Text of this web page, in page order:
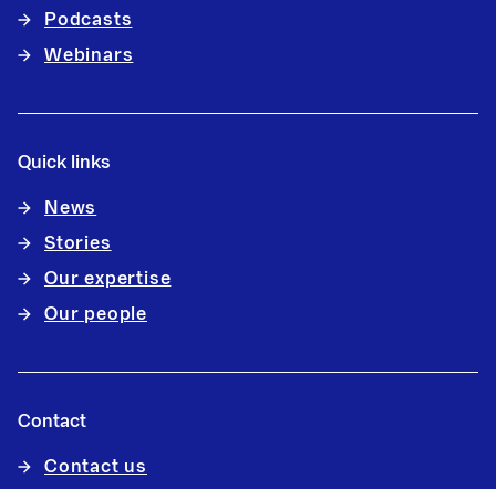
Podcasts
Webinars
Quick links
News
Stories
Our expertise
Our people
Contact
Contact us